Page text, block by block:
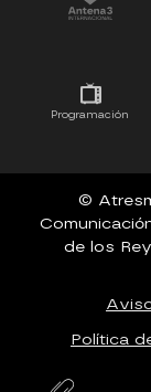
Programación
©
de los
Política